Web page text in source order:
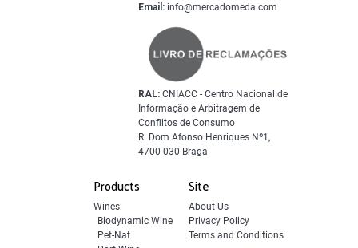
Products
Wines:
Biodynamic Wine
Pet-Nat
Site
About Us
Privacy Policy
Terms and Conditions
Email: info@mercadomeda.com
RAL: CNIACC - Centro Nacional de
Informação e Arbitragem de
Conflitos de Consumo
R. Dom Afonso Henriques Nº1,
4700-030 Braga